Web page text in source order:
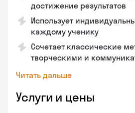
достижение результатов
Использует
каждому ученику
Сочетает классические
творческими и
Читать дальше
Услуги и цены